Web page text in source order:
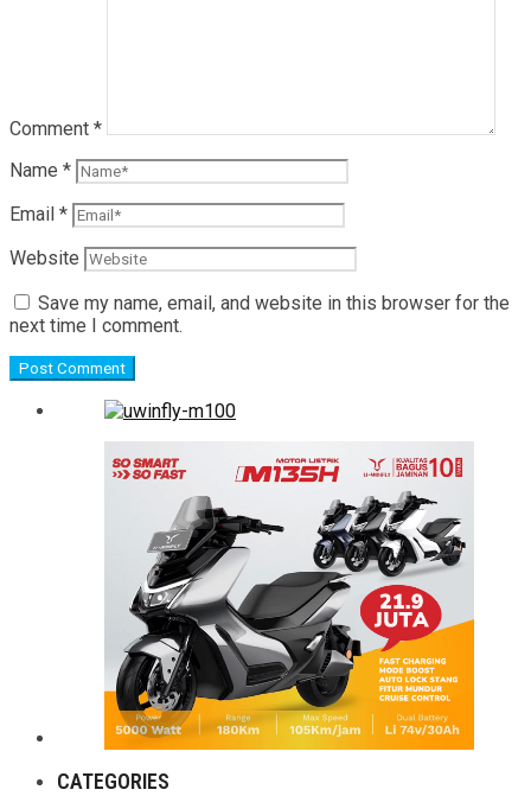
Comment *
Name *
Email *
Website
Save my name, email, and website in this browser for the
next time I comment.
CATEGORIES